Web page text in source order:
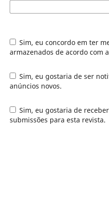
Sim, eu concordo em ter meus dados coletados e
armazenados de acordo com a
Sim, eu gostaria de ser notificado(a) de publicações e
anúncios novos.
Sim, eu gostaria de receber solicitações para avaliar
submissões para esta revista.